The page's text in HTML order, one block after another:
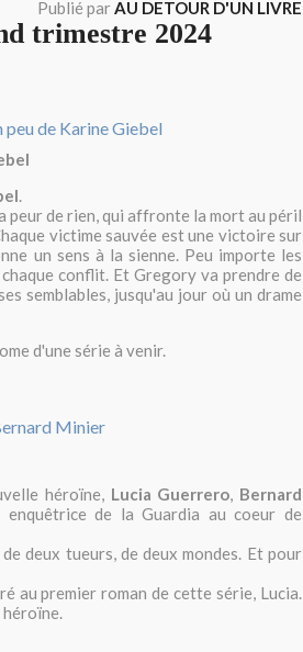
Publié parAU DETOUR D'UN LIVRE
trimestre 2024
.
peur de rien, qui affronte la mort au péril
victime sauvée est une victoire sur
un sens à la sienne. Peu importe les
conflit. Et Gregory va prendre de
semblables, jusqu'au jour où un drame
d'une série à venir.
héroïne, Lucia Guerrero, Bernard
de la Guardia au coeur de
deux tueurs, de deux mondes. Et pour
au premier roman de cette série, Lucia.
héroïne.